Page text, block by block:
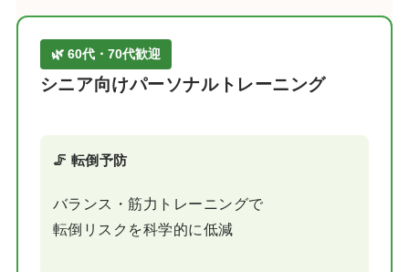
🌿 60代・70代歓迎
シニア向けパーソナルトレーニング
🦵 転倒予防
バランス・筋力トレーニングで
転倒リスクを科学的に低減